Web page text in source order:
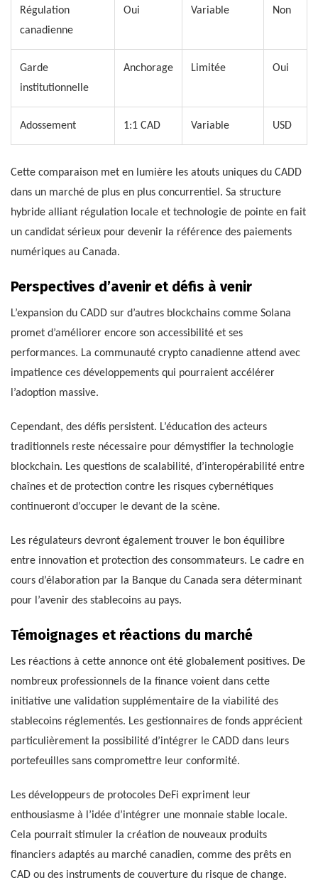
Régulation
canadienne
Oui Variable Non
Garde
institutionnelle
Anchorage Limitée Oui
Adossement 1:1 CAD Variable USD
Cette comparaison met en lumière les atouts uniques du CADD
dans un marché de plus en plus concurrentiel. Sa structure
hybride alliant régulation locale et technologie de pointe en fait
un candidat sérieux pour devenir la référence des paiements
numériques au Canada.
Perspectives d’avenir et défis à venir
L’expansion du CADD sur d’autres blockchains comme Solana
promet d’améliorer encore son accessibilité et ses
performances. La communauté crypto canadienne attend avec
impatience ces développements qui pourraient accélérer
l’adoption massive.
Cependant, des défis persistent. L’éducation des acteurs
traditionnels reste nécessaire pour démystifier la technologie
blockchain. Les questions de scalabilité, d’interopérabilité entre
chaînes et de protection contre les risques cybernétiques
continueront d’occuper le devant de la scène.
Les régulateurs devront également trouver le bon équilibre
entre innovation et protection des consommateurs. Le cadre en
cours d’élaboration par la Banque du Canada sera déterminant
pour l’avenir des stablecoins au pays.
Témoignages et réactions du marché
Les réactions à cette annonce ont été globalement positives. De
nombreux professionnels de la finance voient dans cette
initiative une validation supplémentaire de la viabilité des
stablecoins réglementés. Les gestionnaires de fonds apprécient
particulièrement la possibilité d’intégrer le CADD dans leurs
portefeuilles sans compromettre leur conformité.
Les développeurs de protocoles DeFi expriment leur
enthousiasme à l’idée d’intégrer une monnaie stable locale.
Cela pourrait stimuler la création de nouveaux produits
financiers adaptés au marché canadien, comme des prêts en
CAD ou des instruments de couverture du risque de change.